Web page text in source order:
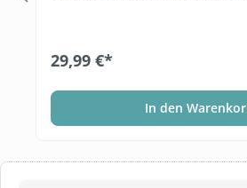
29,99 €*
In den